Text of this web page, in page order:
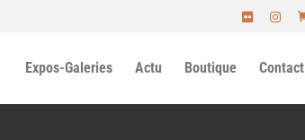
Expos-Galeries Actu Boutique Contact